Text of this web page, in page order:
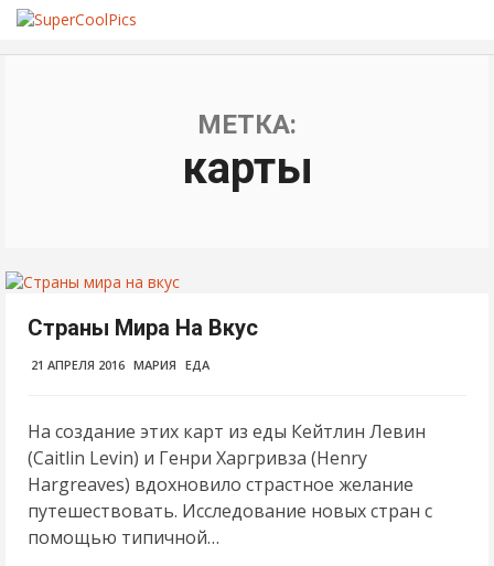
МЕТКА:
карты
Страны Мира На Вкус
21 АПРЕЛЯ 2016 МАРИЯ ЕДА
На создание этих карт из еды Кейтлин Левин
(Caitlin Levin) и Генри Харгривза (Henry
Hargreaves) вдохновило страстное желание
путешествовать. Исследование новых стран с
помощью типичной…